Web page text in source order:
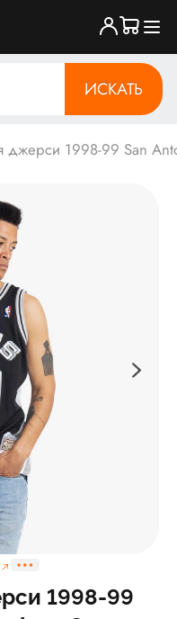
ИСКАТЬ
джерси 1998-99 San
1998-99